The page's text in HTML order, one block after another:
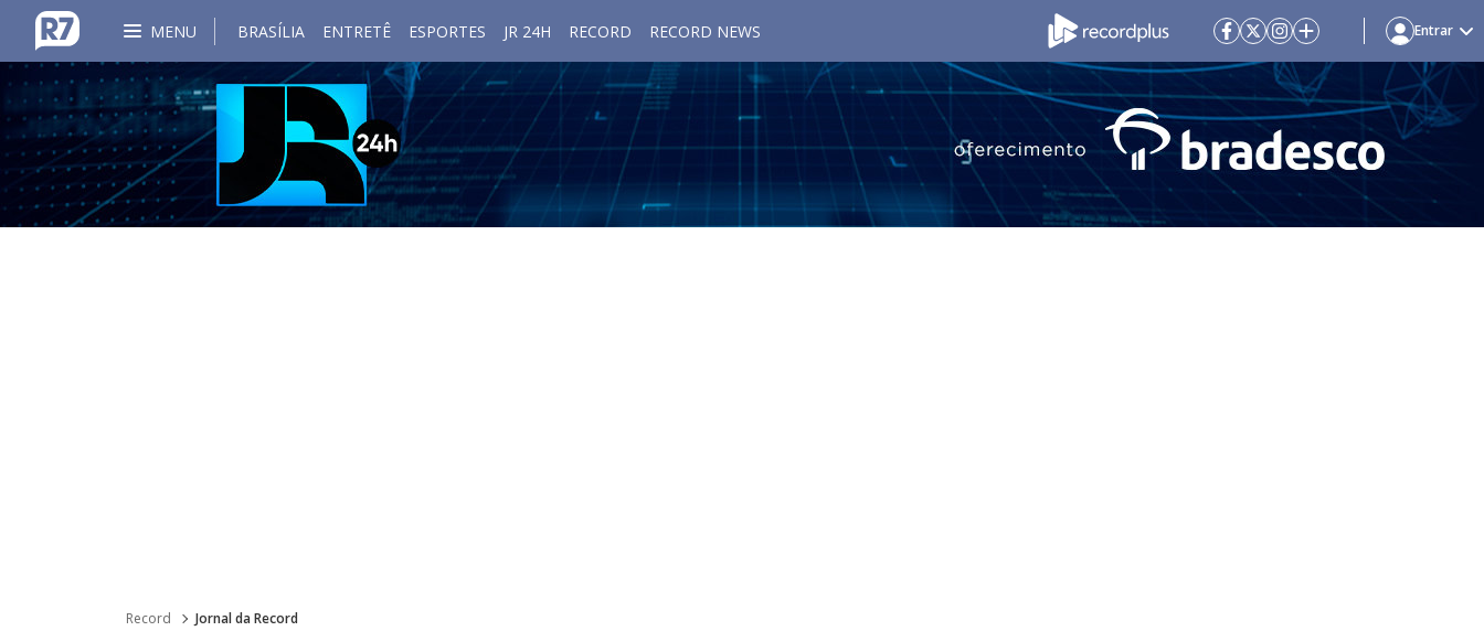
MENU BRASÍLIA ENTRETÊ ESPORTES JR 24H RECORD RECORD NEWS Entrar
Record Jornal da Record